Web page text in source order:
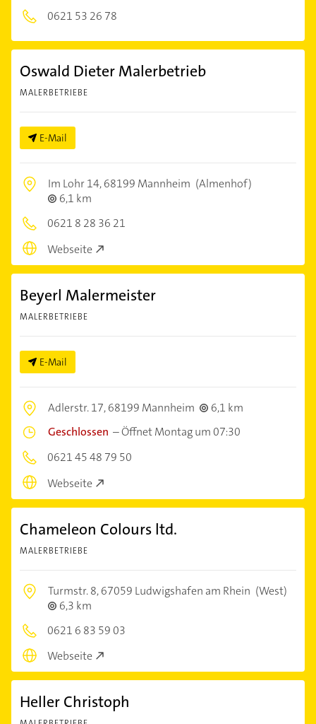
0621 53 26 78
Oswald Dieter Malerbetrieb
MALERBETRIEBE
E-Mail
Im Lohr 14,68199 Mannheim (Almenhof)
6,1 km
0621 8 28 36 21
Webseite
Beyerl Malermeister
MALERBETRIEBE
E-Mail
Adlerstr. 17,68199 Mannheim
6,1 km
Geschlossen –Öffnet Montag um 07:30
0621 45 48 79 50
Webseite
Chameleon Colours ltd.
MALERBETRIEBE
Turmstr. 8,67059 Ludwigshafen am Rhein (West)
6,3 km
0621 6 83 59 03
Webseite
Heller Christoph